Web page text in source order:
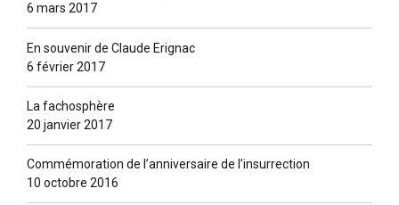
6 mars 2017
En souvenir de Claude Erignac
6 février 2017
La fachosphère
20 janvier 2017
Commémoration de l’anniversaire de l’insurrection
10 octobre 2016